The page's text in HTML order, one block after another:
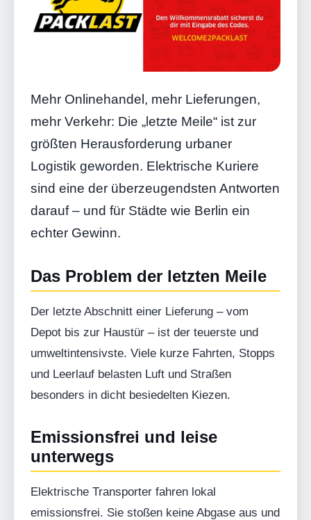
Mehr Onlinehandel, mehr Lieferungen,
mehr Verkehr: Die „letzte Meile“ ist zur
größten Herausforderung urbaner
Logistik geworden. Elektrische Kuriere
sind eine der überzeugendsten Antworten
darauf – und für Städte wie Berlin ein
echter Gewinn.
Das Problem der letzten Meile
Der letzte Abschnitt einer Lieferung – vom
Depot bis zur Haustür – ist der teuerste und
umweltintensivste. Viele kurze Fahrten, Stopps
und Leerlauf belasten Luft und Straßen
besonders in dicht besiedelten Kiezen.
Emissionsfrei und leise
unterwegs
Elektrische Transporter fahren lokal
emissionsfrei. Sie stoßen keine Abgase aus und